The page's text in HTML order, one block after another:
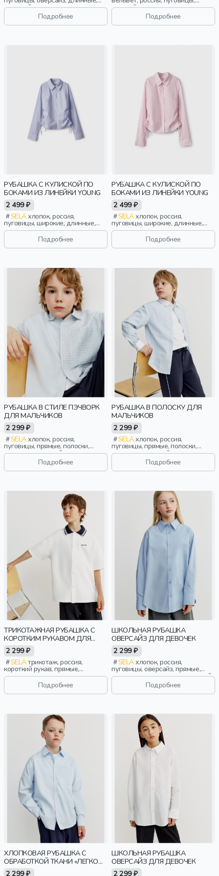
длинный рукав, застежка, школа,
манжета, свободные, защип,
карман, воротник, классика,
мальчики, дети
Подробнее
оверсайз, длинные, застежка,
свободные, карман, вышивка,
воротник, мальчики, дети
Подробнее
РУБАШКА С КУЛИСКОЙ ПО
БОКАМИ ИЗ ЛИНЕЙКИ YOUNG
2 499 ₽
SELAхлопок, россия,
пуговицы, широкие, длинные,
прилегающие, застежка,
манжета, кулиска, воротник,
девочки, старшеклассники, дети
Подробнее
РУБАШКА С КУЛИСКОЙ ПО
БОКАМИ ИЗ ЛИНЕЙКИ YOUNG
2 499 ₽
SELAхлопок, россия,
пуговицы, широкие, длинные,
прилегающие, застежка,
манжета, кулиска, воротник,
девочки, старшеклассники, дети
Подробнее
РУБАШКА В СТИЛЕ ПЭЧВОРК
ДЛЯ МАЛЬЧИКОВ
2 299 ₽
SELAхлопок, россия,
пуговицы, прямые, полоски,
длинные, длинный рукав,
застежка, школа, манжета,
свободные, клетка, воротник,
мальчики, дети
Подробнее
РУБАШКА В ПОЛОСКУ ДЛЯ
МАЛЬЧИКОВ
2 299 ₽
SELAхлопок, россия,
пуговицы, прямые, полоски,
длинные, длинный рукав,
застежка, школа, манжета,
свободные, воротник, мальчики,
дети
Подробнее
ТРИКОТАЖНАЯ РУБАШКА С
КОРОТКИМ РУКАВОМ ДЛЯ
МАЛЬЧИКОВ
2 299 ₽
SELAтрикотаж, россия,
короткий рукав, прямые,
короткие, застежка, кнопки,
школа, вышивка, воротник,
мальчики, детиПодробнее
ШКОЛЬНАЯ РУБАШКА
ОВЕРСАЙЗ ДЛЯ ДЕВОЧЕК
2 299 ₽
SELAхлопок, россия,
пуговицы, оверсайз, прямые,
удлиненные, длинные, длинный
рукав, застежка, складки, школа,
свободные, воротник, девочки,
дети
Подробнее
ХЛОПКОВАЯ РУБАШКА С
ОБРАБОТКОЙ ТКАНИ «ЛЕГКО
ГЛАДИТЬ» ДЛЯ МАЛЬЧИКОВ
2 299 ₽
ШКОЛЬНАЯ РУБАШКА
ОВЕРСАЙЗ ДЛЯ ДЕВОЧЕК
2 299 ₽